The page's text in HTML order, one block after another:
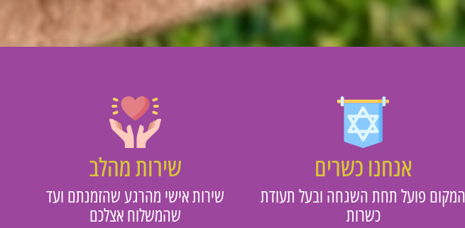
אנחנו כשרים
המקום פועל תחת השגחה ובעל תעודת
כשרות
שירות מהלב
שירות אישי מהרגע שהזמנתם ועד
שהמשלוח אצלכם